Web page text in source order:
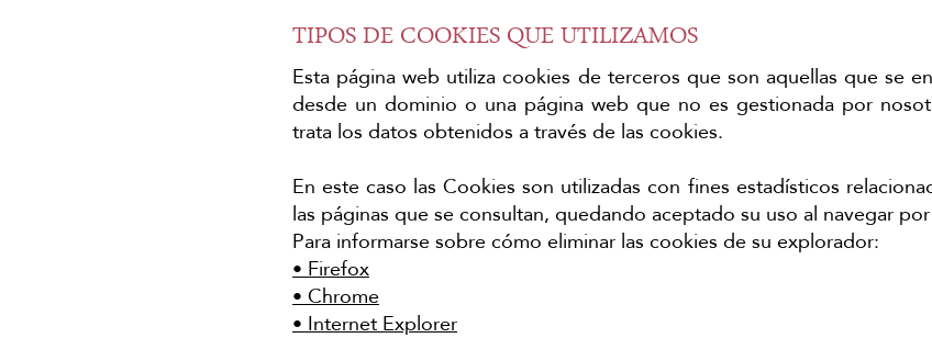
TIPOS DE COOKIES QUE UTILIZAMOS
Esta página web utiliza cookies de terceros que son aquellas que se
desde un dominio o una página web que no es gestionada por
trata los datos obtenidos a través de las cookies.
En este caso las Cookies son utilizadas con fines estadísticos
las páginas que se consultan, quedando aceptado su uso al navegar
Para informarse sobre cómo eliminar las cookies de su explorador:
• Firefox
• Chrome
• Internet Explorer